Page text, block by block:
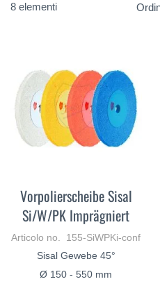
8 elementi
Vorpolierscheibe Sisal
Si/W/PK Imprägniert
Articolo no. 155-SiWPKi-conf
Sisal Gewebe 45°
Ø 150 - 550 mm